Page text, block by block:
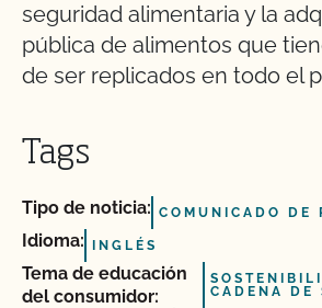
seguridad alimentaria y la
pública de alimentos que
de ser replicados en todo el
Tags
Tipo de noticia: COMUNICADO DE
Idioma: INGLÉS
Tema de educación
del consumidor:
CADENA DE